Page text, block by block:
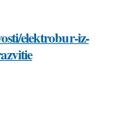
elektrobur-iz-